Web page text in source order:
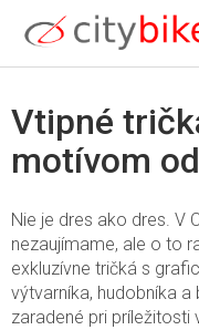
obsah
Vtipné
motívom
Nie je dres ako dres. V
nezaujímame, ale o to
exkluzívne tričká s
výtvarníka, hudobníka a
zaradené pri príležitosti